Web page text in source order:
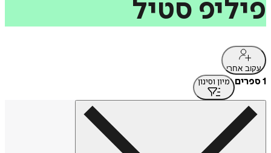
פיליפ סטיל
עקוב אחרי
1 ספרים מיון וסינון